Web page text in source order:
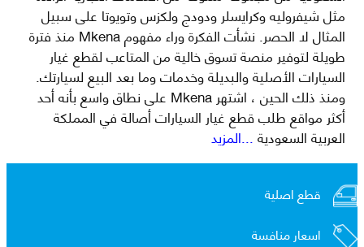
مثل شيفروليه وكرايسلر ودودج ولكزس وتويوتا على سبيل
المثال لا الحصر. نشأت الفكرة وراء مفهوم Mkena منذ فترة
طويلة لتوفير منصة تسوق خالية من المتاعب لقطع غيار
السيارات الأصلية والبديلة وخدمات وما بعد البيع لسيارتك.
ومنذ ذلك الحين ، اشتهر Mkena على نطاق واسع بأنه أحد
أكثر مواقع طلب قطع غيار السيارات أصالة في المملكة
العربية السعودية...المزيد
قطع اصلية
اسعار منافسة